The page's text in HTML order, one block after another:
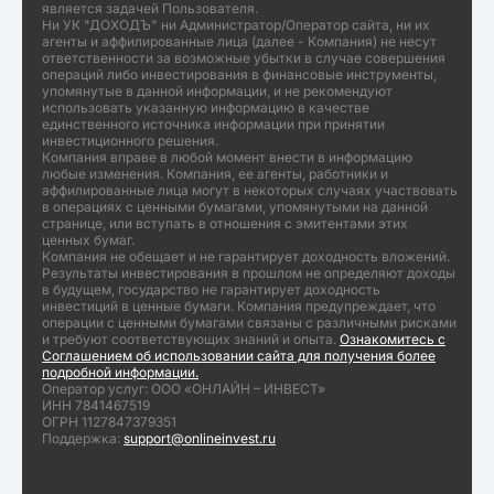
является задачей Пользователя.
Ни УК "ДОХОДЪ" ни Администратор/Оператор сайта, ни их
агенты и аффилированные лица (далее - Компания) не несут
ответственности за возможные убытки в случае совершения
операций либо инвестирования в финансовые инструменты,
упомянутые в данной информации, и не рекомендуют
использовать указанную информацию в качестве
единственного источника информации при принятии
инвестиционного решения.
Компания вправе в любой момент внести в информацию
любые изменения. Компания, ее агенты, работники и
аффилированные лица могут в некоторых случаях участвовать
в операциях с ценными бумагами, упомянутыми на данной
странице, или вступать в отношения с эмитентами этих
ценных бумаг.
Компания не обещает и не гарантирует доходность вложений.
Результаты инвестирования в прошлом не определяют доходы
в будущем, государство не гарантирует доходность
инвестиций в ценные бумаги. Компания предупреждает, что
операции с ценными бумагами связаны с различными рисками
и требуют соответствующих знаний и опыта. Ознакомитесь с
Соглашением об использовании сайта для получения более
подробной информации.
Оператор услуг: ООО «ОНЛАЙН – ИНВЕСТ»
ИНН 7841467519
ОГРН 1127847379351
Поддержка: support@onlineinvest.ru